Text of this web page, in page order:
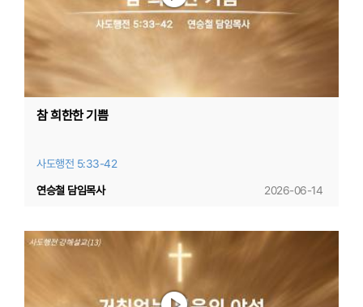
참 희한한 기쁨
사도행전 5:33-42
2026-06-14
연승철 담임목사